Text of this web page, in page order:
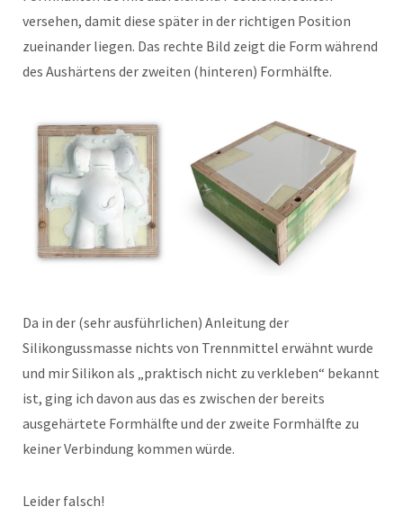
versehen, damit diese später in der richtigen Position
zueinander liegen. Das rechte Bild zeigt die Form während
des Aushärtens der zweiten (hinteren) Formhälfte.
Da in der (sehr ausführlichen) Anleitung der
Silikongussmasse nichts von Trennmittel erwähnt wurde
und mir Silikon als „praktisch nicht zu verkleben“ bekannt
ist, ging ich davon aus das es zwischen der bereits
ausgehärtete Formhälfte und der zweite Formhälfte zu
keiner Verbindung kommen würde.
Leider falsch!